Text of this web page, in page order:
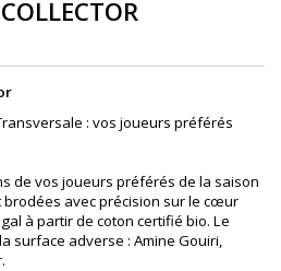
: vos joueurs préférés
de vos joueurs préférés de la saison
avec précision sur le cœur
à partir de coton certifié bio. Le
surface adverse : Amine Gouiri,